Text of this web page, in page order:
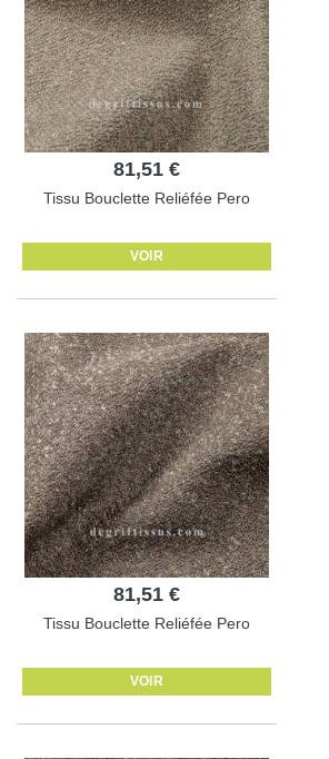
81,51 €
Tissu Bouclette Reliéfée Pero
VOIR
81,51 €
Tissu Bouclette Reliéfée Pero
VOIR